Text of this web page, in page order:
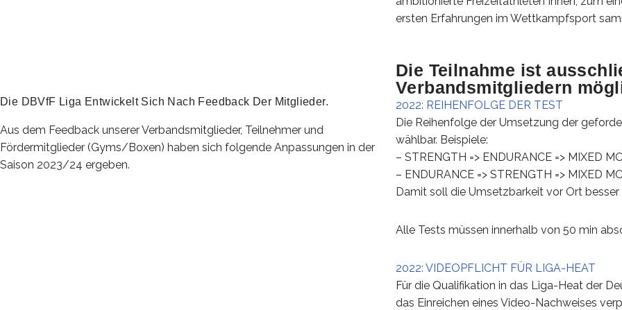
ersten Erfahrungen im Wettkampfsport
Die Teilnahme ist
Verbandsmitgliedern
Die DBVfF Liga Entwickelt Sich Nach Feedback Der Mitglieder.
Aus dem Feedback unserer Verbandsmitglieder, Teilnehmer und
Fördermitglieder (Gyms/Boxen) haben sich folgende Anpassungen in der
Saison 2023/24 ergeben.
2022: REIHENFOLGE DER TEST
Die Reihenfolge der Umsetzung der
wählbar. Beispiele:
– STRENGTH => ENDURANCE => MIXED
– ENDURANCE => STRENGTH => MIXED
Damit soll die Umsetzbarkeit vor Ort
Alle Tests müssen innerhalb von 50 min
2022: VIDEOPFLICHT FÜR LIGA-HEAT
Für die Qualifikation in das Liga-Heat der
das Einreichen eines Video-Nachweises